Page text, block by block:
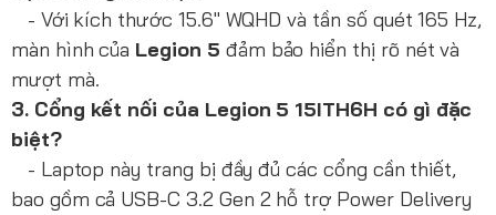
- Với kích thước 15.6" WQHD và tần số quét 165 Hz,
màn hình của Legion 5 đảm bảo hiển thị rõ nét và
mượt mà.
3. Cổng kết nối của Legion 5 15ITH6H có gì đặc
biệt?
- Laptop này trang bị đầy đủ các cổng cần thiết,
bao gồm cả USB-C 3.2 Gen 2 hỗ trợ Power Delivery